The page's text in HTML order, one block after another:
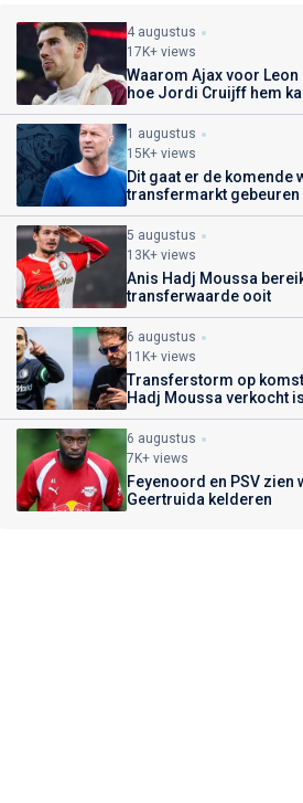
4 augustus
17K+ views
Waarom Ajax voor
hoe Jordi Cruijff hem
1 augustus
15K+ views
Dit gaat er de komende
transfermarkt gebeuren
5 augustus
13K+ views
Anis Hadj Moussa
transferwaarde ooit
6 augustus
11K+ views
Transferstorm op
Hadj Moussa verkocht is
6 augustus
7K+ views
Feyenoord en PSV zien
Geertruida kelderen